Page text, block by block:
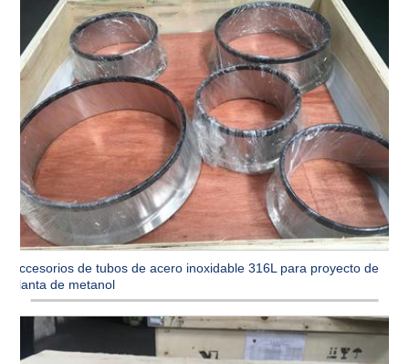
Accesorios de tubos de acero inoxidable 316L para proyecto de
planta de metanol